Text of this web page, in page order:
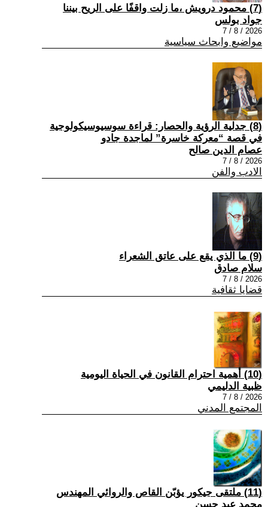
(7) محمود درويش ،ما زلت واقفًا على الريح بيننا
جواد بولس
2026 / 8 / 7
مواضيع وابحاث سياسية
(8) جدلية الرؤية والحصار: قراءة سوسيوسيكولوجية
في قصة “معركة خاسرة” لماجدة جادو
عصام الدين صالح
2026 / 8 / 7
الادب والفن
(9) ما الذي يقع على عاتق الشعراء
سلام صادق
2026 / 8 / 7
قضايا ثقافية
(10) أهمية احترام القانون في الحياة اليومية
ظبية الدليمي
2026 / 8 / 7
المجتمع المدني
(11) ملتقى جيكور يؤبّن القاص والروائي المهندس
محمد عبد حسن